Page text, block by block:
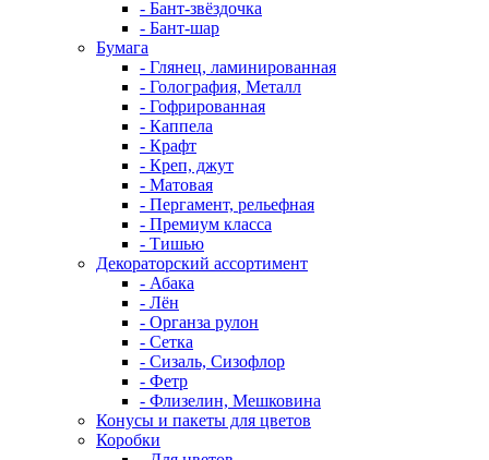
- Бант-звёздочка
- Бант-шар
Бумага
- Глянец, ламинированная
- Голография, Металл
- Гофрированная
- Каппела
- Крафт
- Креп, джут
- Матовая
- Пергамент, рельефная
- Премиум класса
- Тишью
Декораторский ассортимент
- Абака
- Лён
- Органза рулон
- Сетка
- Сизаль, Сизофлор
- Фетр
- Флизелин, Мешковина
Конусы и пакеты для цветов
Коробки